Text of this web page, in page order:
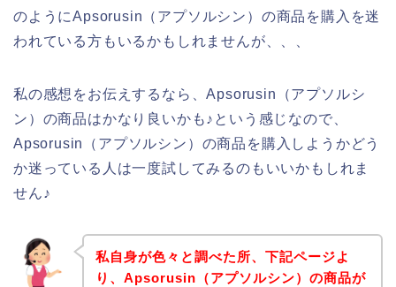
のようにApsorusin（アプソルシン）の商品を購入を迷
われている方もいるかもしれませんが、、、
私の感想をお伝えするなら、Apsorusin（アプソルシ
ン）の商品はかなり良いかも♪という感じなので、
Apsorusin（アプソルシン）の商品を購入しようかどう
か迷っている人は一度試してみるのもいいかもしれま
せん♪
私自身が色々と調べた所、下記ページよ
り、Apsorusin（アプソルシン）の商品が